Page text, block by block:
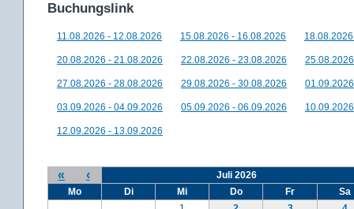
Buchungslink
11.08.2026 - 12.08.2026 15.08.2026 - 16.08.2026
20.08.2026 - 21.08.2026 22.08.2026 - 23.08.2026
27.08.2026 - 28.08.2026 29.08.2026 - 30.08.2026
03.09.2026 - 04.09.2026 05.09.2026 - 06.09.2026
12.09.2026 - 13.09.2026
« ‹
Juli 2026
Mo
Di Mi Do Fr
Sa